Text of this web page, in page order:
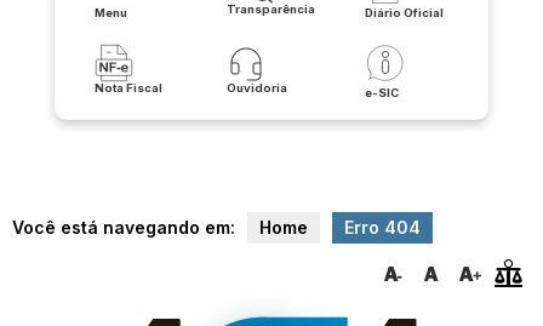
Menu Transparência Diário Oficial
Nota Fiscal Ouvidoria e-SIC
Você está navegando em: Home Erro 404